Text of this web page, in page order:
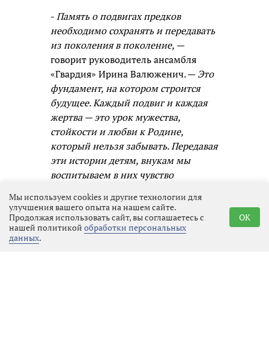
-Память о подвигах предков
необходимо сохранять и передавать
из поколения в поколение, —
говорит руководитель ансамбля
«Гвардия» Ирина Валюженич. — Это
фундамент, на котором строится
будущее. Каждый подвиг и каждая
жертва — это урок мужества,
стойкости и любви к Родине,
который нельзя забывать. Передавая
эти истории детям, внукам мы
воспитываем в них чувство
единства с народом. Я рада, что
через творчество и музыку могу
быть частью этого процесса.
Мы используем cookies и другие технологии для
улучшения вашего опыта на нашем сайте.
Продолжая использовать сайт, вы соглашаетесь с
нашей политикой обработки персональных
данных.
OK